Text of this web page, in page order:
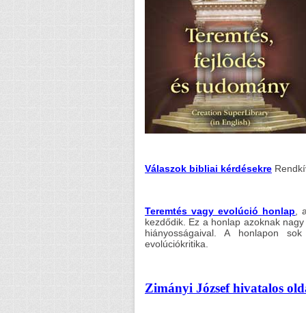
Válaszok bibliai kérdésekre
Teremtés vagy evolúció honlap ,
kezdődik. Ez a honlap azoknak
hiányosságaival. A honlapon
evolúciókritika.
Zimányi József hivatalos